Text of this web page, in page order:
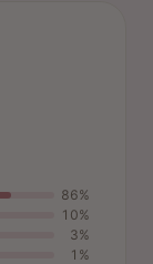
86%
10%
3%
1%